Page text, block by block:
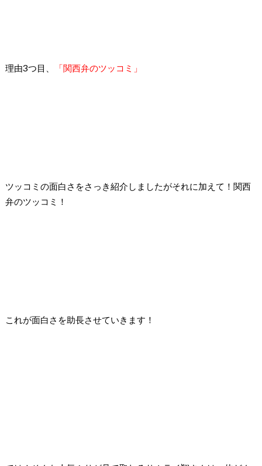
理由3つ目、 「関西弁のツッコミ」
ツッコミの面白さをさっき紹介しましたがそれに加えて！関西
弁のツッコミ！
これが面白さを助長させていきます！